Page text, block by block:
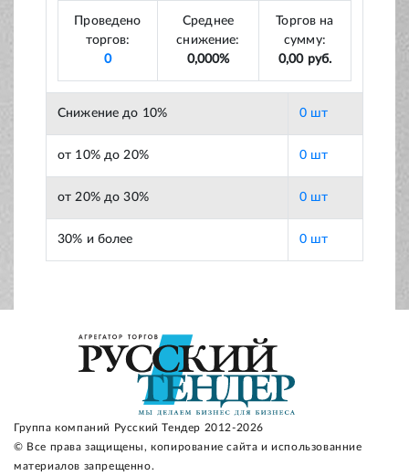
Проведено
торгов:
0
Среднее
снижение:
0,000%
Торгов на
сумму:
0,00 руб.
Снижение до 10% 0 шт
от 10% до 20% 0 шт
от 20% до 30% 0 шт
30% и более 0 шт
Группа компаний Русский Тендер 2012-2026
© Все права защищены, копирование сайта и использованние
материалов запрещенно.